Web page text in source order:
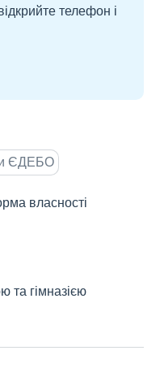
телефон і
ЄДЕБО
власності
та гімназією